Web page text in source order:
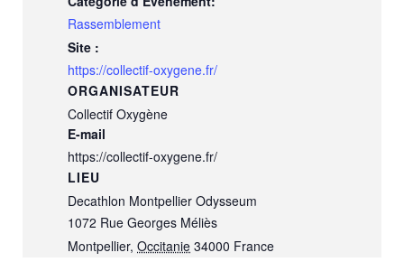
Rassemblement
Site :
https://collectif-oxygene.fr/
LIEU
Decathlon Montpellier Odysseum
1072 Rue Georges Méliès
Montpellier, Occitanie 34000 France
ORGANISATEUR
Collectif Oxygène
E-mail
https://collectif-oxygene.fr/